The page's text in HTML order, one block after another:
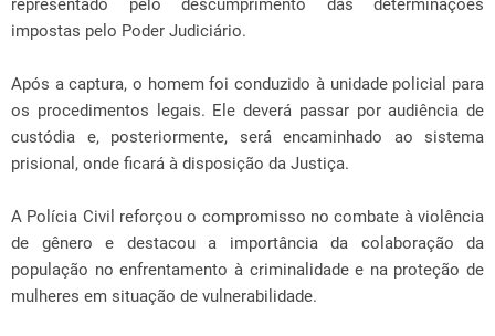
representado pelo descumprimento das determinações
impostas pelo Poder Judiciário.
Após a captura, o homem foi conduzido à unidade policial para
os procedimentos legais. Ele deverá passar por audiência de
custódia e, posteriormente, será encaminhado ao sistema
prisional, onde ficará à disposição da Justiça.
A Polícia Civil reforçou o compromisso no combate à violência
de gênero e destacou a importância da colaboração da
população no enfrentamento à criminalidade e na proteção de
mulheres em situação de vulnerabilidade.